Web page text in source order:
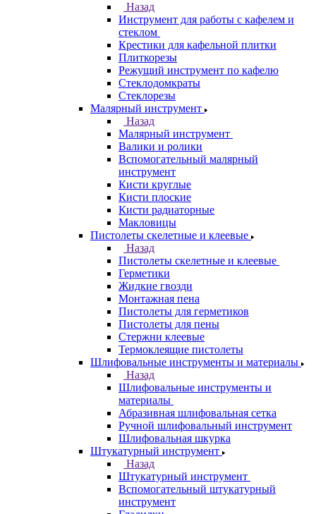
Назад
Инструмент для работы с кафелем и
стеклом
Крестики для кафельной плитки
Плиткорезы
Режущий инструмент по кафелю
Стеклодомкраты
Стеклорезы
Малярный инструмент
Назад
Малярный инструмент
Валики и ролики
Вспомогательный малярный
инструмент
Кисти круглые
Кисти плоские
Кисти радиаторные
Макловицы
Пистолеты скелетные и клеевые
Назад
Пистолеты скелетные и клеевые
Герметики
Жидкие гвозди
Монтажная пена
Пистолеты для герметиков
Пистолеты для пены
Стержни клеевые
Термоклеящие пистолеты
Шлифовальные инструменты и материалы
Назад
Шлифовальные инструменты и
материалы
Абразивная шлифовальная сетка
Ручной шлифовальный инструмент
Шлифовальная шкурка
Штукатурный инструмент
Назад
Штукатурный инструмент
Вспомогательный штукатурный
инструмент